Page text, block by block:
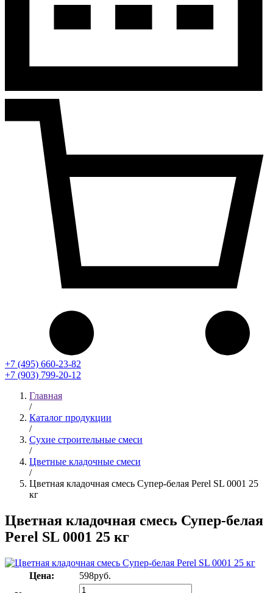
+7 (495) 660-23-82
+7 (903) 799-20-12
Главная
/
Каталог продукции
/
Сухие строительные смеси
/
Цветные кладочные смеси
/
Цветная кладочная смесь Супер-белая Perel SL 0001 25
кг
Цветная кладочная смесь Супер-белая
Perel SL 0001 25 кг
Цена: 598руб.